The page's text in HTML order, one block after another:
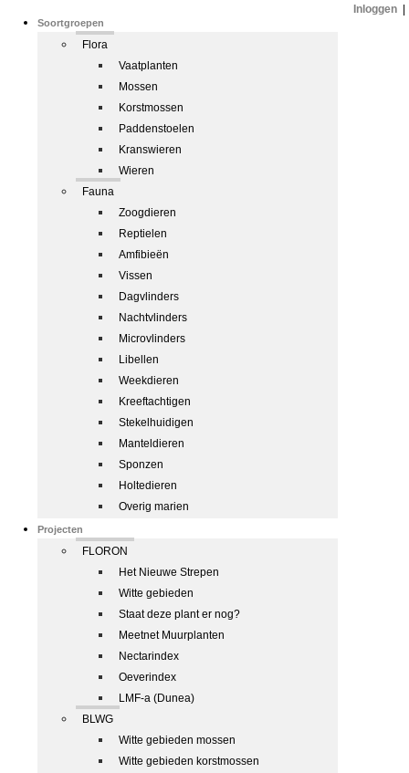
Soortgroepen
Flora
Vaatplanten
Mossen
Korstmossen
Paddenstoelen
Kranswieren
Wieren
Fauna
Zoogdieren
Reptielen
Amfibieën
Vissen
Dagvlinders
Nachtvlinders
Microvlinders
Libellen
Weekdieren
Kreeftachtigen
Stekelhuidigen
Manteldieren
Sponzen
Holtedieren
Overig marien
Projecten
FLORON
Het Nieuwe Strepen
Witte gebieden
Staat deze plant er nog?
Meetnet Muurplanten
Nectarindex
Oeverindex
LMF-a (Dunea)
BLWG
Witte gebieden mossen
Witte gebieden korstmossen
Inloggen